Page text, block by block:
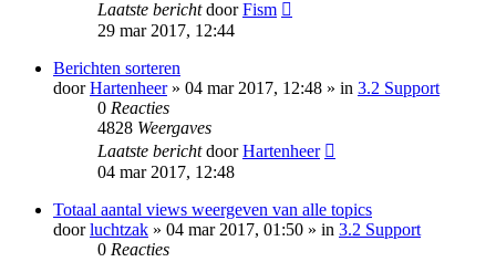
Laatste berichtdoorFism
29 mar 2017, 12:44
Berichten sorteren
doorHartenheer» 04 mar 2017, 12:48 » in 3.2 Support
0 Reacties
4828 Weergaves
Laatste berichtdoorHartenheer
04 mar 2017, 12:48
Totaal aantal views weergeven van alle topics
doorluchtzak » 04 mar 2017, 01:50 » in 3.2 Support
0 Reacties